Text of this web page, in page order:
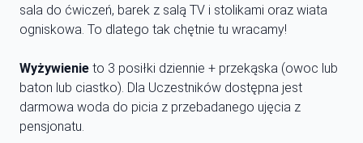
sala do ćwiczeń, barek z salą TV i stolikami oraz wiata
ogniskowa. To dlatego tak chętnie tu wracamy!
Wyżywienie to 3 posiłki dziennie + przekąska (owoc lub
baton lub ciastko). Dla Uczestników dostępna jest
darmowa woda do picia z przebadanego ujęcia z
pensjonatu.